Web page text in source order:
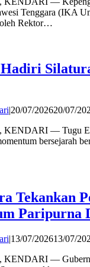
Tenggara (IKA
Rektor…
|20/07/202620/07/
KENDARI — Tugu
bersejarah
Tekankan
Paripurna
|13/07/202613/07/
—